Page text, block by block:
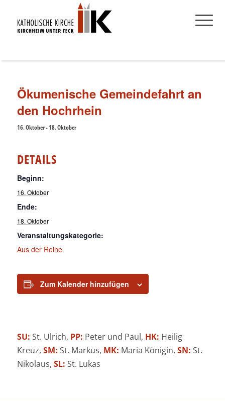
Ökumenische Gemeindefahrt an
den Hochrhein
16. Oktober-18. Oktober
DETAILS
Beginn:
16. Oktober
Ende:
18. Oktober
Veranstaltungskategorie:
Aus der Reihe
Zum Kalender hinzufügen
SU: St. Ulrich, PP: Peter und Paul, HK: Heilig
Kreuz, SM: St. Markus, MK: Maria Königin, SN: St.
Nikolaus, SL: St. Lukas